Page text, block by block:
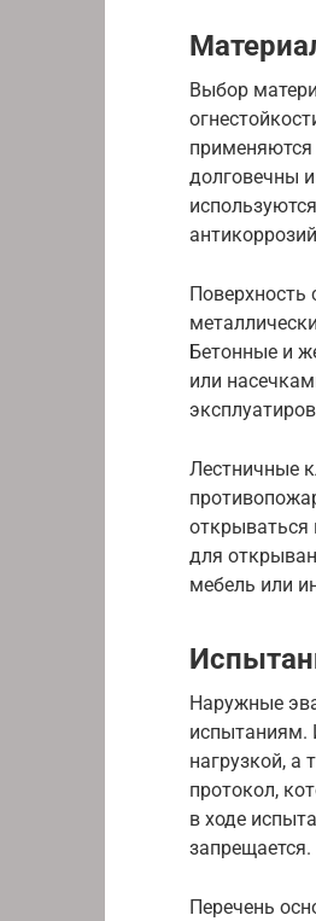
Выбор
применяются
долговечны
Поверхность
Бетонные и
или
Лестничные
открываться
для
мебель или
Наружные
испытаниям.
нагрузкой, а
протокол,
в ходе
запрещается.
Перечень